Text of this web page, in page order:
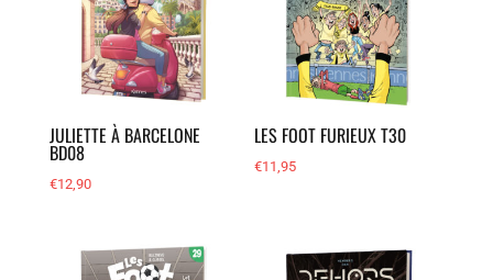
JULIETTE À BARCELONE
BD08
€12,90
LES FOOT FURIEUX T30
€11,95